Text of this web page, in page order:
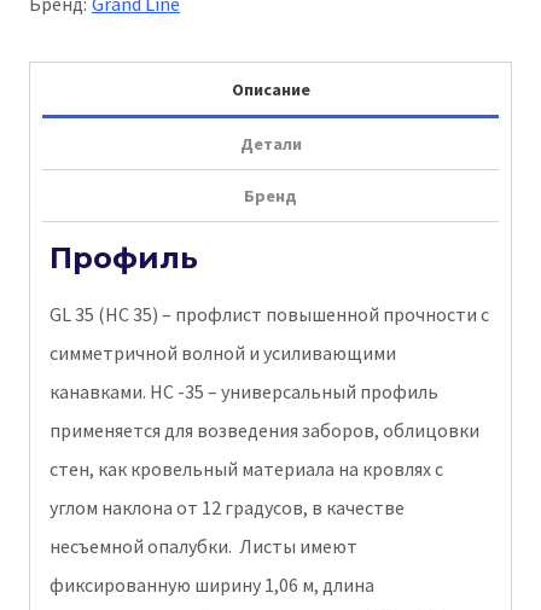
Профнастил
(м2)
Satin
мм
3009
Описание
Детали
Бренд
Профиль
GL 35 (НС 35) – профлист повышенной прочности с
симметричной волной и усиливающими
канавками. НС -35 – универсальный профиль
применяется для возведения заборов, облицовки
стен, как кровельный материала на кровлях с
углом наклона от 12 градусов, в качестве
несъемной опалубки. Листы имеют
фиксированную ширину 1,06 м, длина